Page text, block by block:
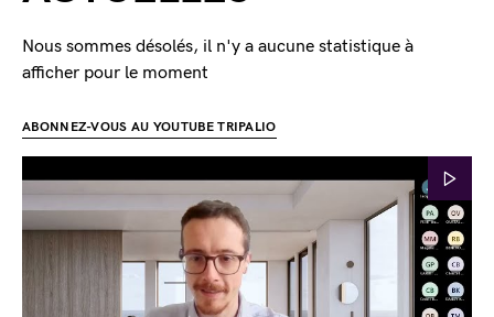
Nous sommes désolés, il n'y a aucune statistique à
afficher pour le moment
ABONNEZ-VOUS AU YOUTUBE TRIPALIO